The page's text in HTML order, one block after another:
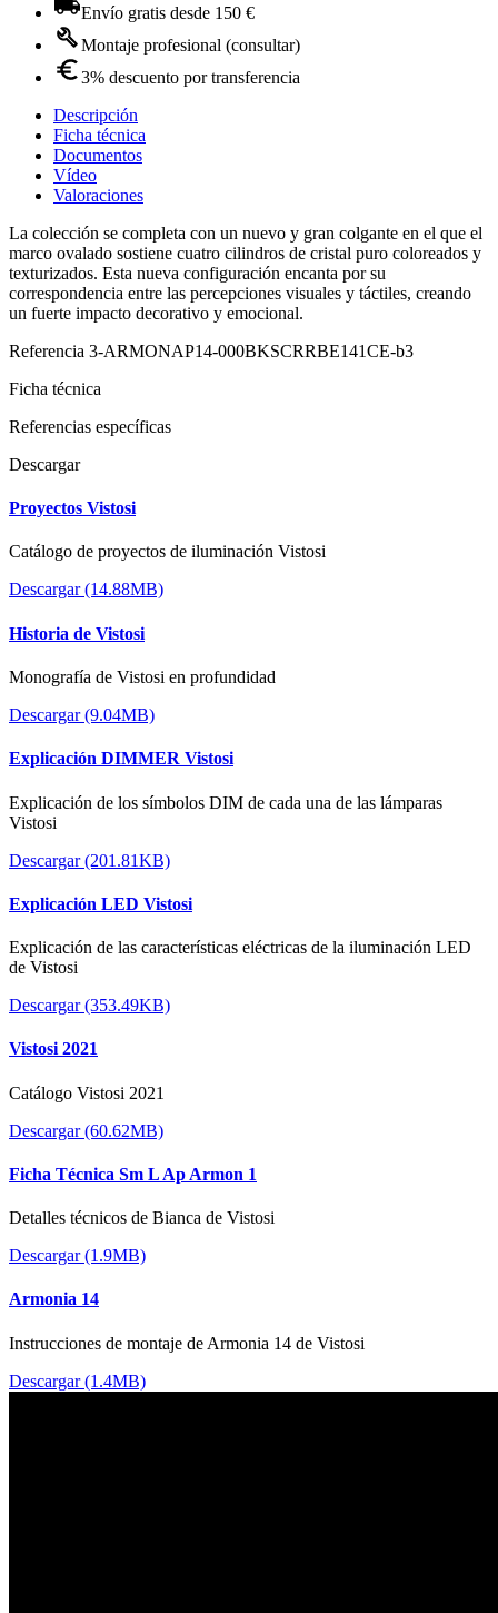
Envío gratis desde 150 €
Montaje profesional (consultar)
3% descuento por transferencia
Descripción
Ficha técnica
Documentos
Vídeo
Valoraciones
La colección se completa con un nuevo y gran colgante en el que el
marco ovalado sostiene cuatro cilindros de cristal puro coloreados y
texturizados. Esta nueva configuración encanta por su
correspondencia entre las percepciones visuales y táctiles, creando
un fuerte impacto decorativo y emocional.
Referencia 3-ARMONAP14-000BKSCRRBE141CE-b3
Ficha técnica
Referencias específicas
Descargar
Proyectos Vistosi
Catálogo de proyectos de iluminación Vistosi
Descargar (14.88MB)
Historia de Vistosi
Monografía de Vistosi en profundidad
Descargar (9.04MB)
Explicación DIMMER Vistosi
Explicación de los símbolos DIM de cada una de las lámparas
Vistosi
Descargar (201.81KB)
Explicación LED Vistosi
Explicación de las características eléctricas de la iluminación LED
de Vistosi
Descargar (353.49KB)
Vistosi 2021
Catálogo Vistosi 2021
Descargar (60.62MB)
Ficha Técnica Sm L Ap Armon 1
Detalles técnicos de Bianca de Vistosi
Descargar (1.9MB)
Armonia 14
Instrucciones de montaje de Armonia 14 de Vistosi
Descargar (1.4MB)